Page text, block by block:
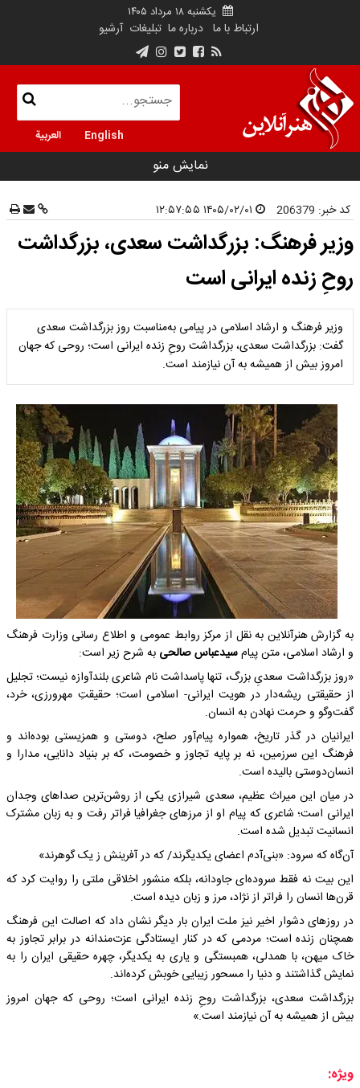
یکشنبه ۱۸ مرداد ۱۴۰۵
ارتباط با ما درباره ما تبلیغات آرشیو
English العربية
نمایش منو
کد خبر: 206379
وزیر فرهنگ: بزرگداشت سعدی، بزرگداشت
روحِ زنده ایرانی است
وزیر فرهنگ و ارشاد اسلامی در پیامی به‌مناسبت روز بزرگداشت سعدی
گفت: بزرگداشت سعدی، بزرگداشت روحِ زنده ایرانی است؛ روحی که جهان
امروز بیش از همیشه به آن نیازمند است.
به گزارش هنرآنلاین به نقل از مرکز روابط عمومی و اطلاع رسانی وزارت فرهنگ
و ارشاد اسلامی، متن پیامسیدعباس صالحی به شرح زیر است:
«روز بزرگداشت سعدیِ بزرگ، تنها پاسداشت نام شاعری بلندآوازه نیست؛ تجلیل
از حقیقتی ریشه‌دار در هویت ایرانی- اسلامی است؛ حقیقتِ مهرورزی، خرد،
گفت‌وگو و حرمت نهادن به انسان.
ایرانیان در گذر تاریخ، همواره پیام‌آور صلح، دوستی و همزیستی بوده‌اند و
فرهنگ این سرزمین، نه بر پایه تجاوز و خصومت، که بر بنیاد دانایی، مدارا و
انسان‌دوستی بالیده است.
در میان این میراث عظیم، سعدی شیرازی یکی از روشن‌ترین صداهای وجدان
ایرانی است؛ شاعری که پیام او از مرزهای جغرافیا فراتر رفت و به زبان مشترک
انسانیت تبدیل شده است.
آن‌گاه که سرود: «بنی‌آدم اعضای یکدیگرند/ که در آفرینش ز یک گوهرند»
این بیت نه فقط سروده‌ای جاودانه، بلکه منشور اخلاقی ملتی را روایت کرد که
قرن‌ها انسان را فراتر از نژاد، مرز و زبان دیده است.
در روزهای دشوار اخیر نیز ملت ایران بار دیگر نشان داد که اصالت این فرهنگ
همچنان زنده است؛ مردمی که در کنار ایستادگی عزت‌مندانه در برابر تجاوز به
خاک میهن، با همدلی، همبستگی و یاری به یکدیگر، چهره حقیقی ایران را به
نمایش گذاشتند و دنیا را مسحور زیبایی خوبش کرده‌اند.
بزرگداشت سعدی، بزرگداشت روحِ زنده ایرانی است؛ روحی که جهان امروز
بیش از همیشه به آن نیازمند است.»
ویژه: